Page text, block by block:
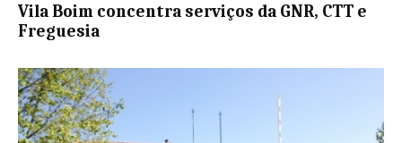
Vila Boim concentra serviços da GNR, CTT e
Freguesia